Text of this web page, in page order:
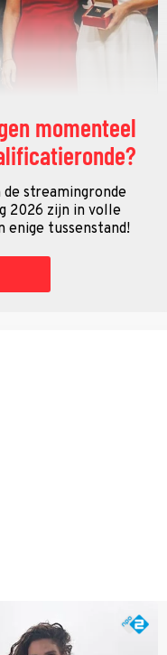
momenteel
streamingronde
2026 zijn in volle
enige tussenstand!